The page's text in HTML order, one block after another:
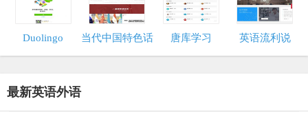
Duolingo 当代中国特色话 唐库学习 英语流利说
最新英语外语